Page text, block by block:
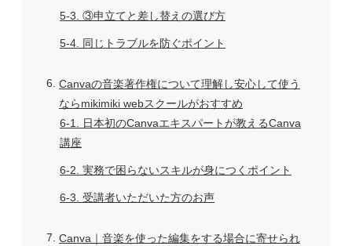
5-3 ③申立てと差し替えの選び方
5-4 同じトラブルを防ぐポイント
6 Canvaの音楽著作権について理解し安心して使う
ならmikimiki webスクールがおすすめ
6-1
日本初のCanvaエキスパートが教えるCanva
講座
6-2 実務で困らないスキルが身につくポイント
6-3 受講者いただいた方のお声
7 Canva｜音楽を使った編集をする場合に寄せられ